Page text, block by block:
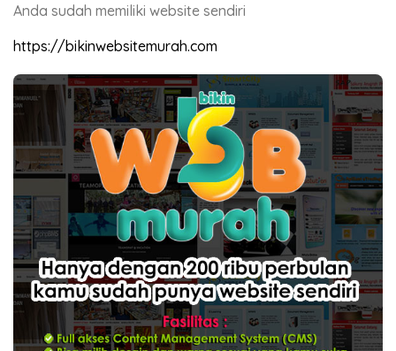
Anda sudah memiliki website sendiri
https://bikinwebsitemurah.com